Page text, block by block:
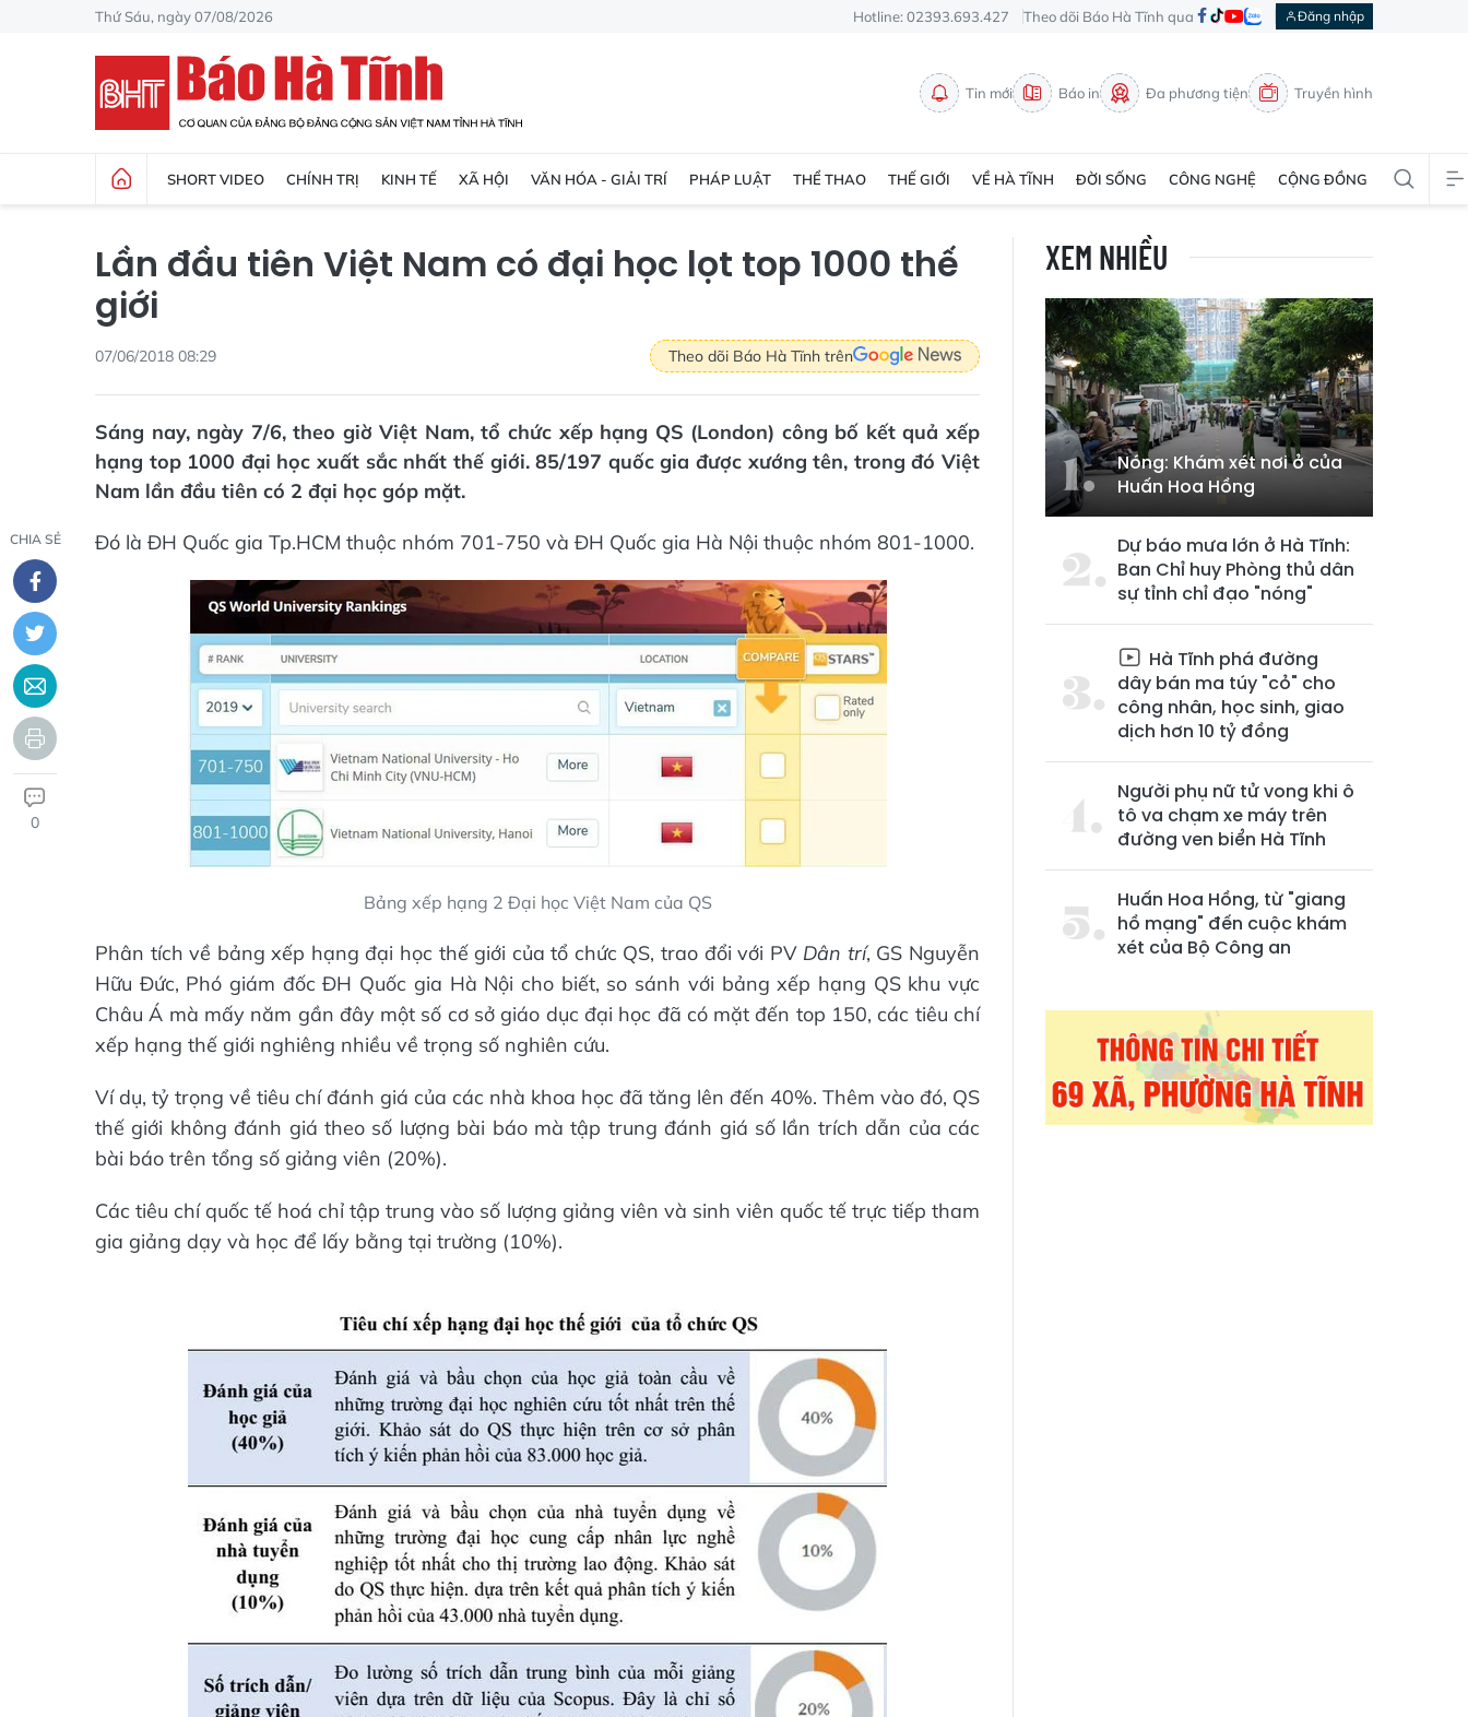
Thứ Sáu, ngày 07/08/2026 Hotline: 02393.693.427 Theo dõi Báo Hà Tĩnh qua Đăng nhập
Tin mới Báo in Đa phương tiện Truyền hình
SHORT VIDEO CHÍNH TRỊ KINH TẾ XÃ HỘI VĂN HÓA - GIẢI TRÍ PHÁP LUẬT THỂ THAO THẾ GIỚI VỀ HÀ TĨNH ĐỜI SỐNG CÔNG NGHỆ CỘNG ĐỒNG
Lần đầu tiên Việt Nam có đại học lọt top 1000 thế
giới
07/06/2018 08:29 Theo dõi Báo Hà Tĩnh trên
Sáng nay, ngày 7/6, theo giờ Việt Nam, tổ chức xếp hạng QS (London) công bố kết quả xếp
hạng top 1000 đại học xuất sắc nhất thế giới. 85/197 quốc gia được xướng tên, trong đó Việt
Nam lần đầu tiên có 2 đại học góp mặt.
CHIA SẺ
0
Đó là ĐH Quốc gia Tp.HCM thuộc nhóm 701-750 và ĐH Quốc gia Hà Nội thuộc nhóm 801-1000.
Bảng xếp hạng 2 Đại học Việt Nam của QS
Phân tích về bảng xếp hạng đại học thế giới của tổ chức QS, trao đổi với PVDân trí, GS Nguyễn
Hữu Đức, Phó giám đốc ĐH Quốc gia Hà Nội cho biết, so sánh với bảng xếp hạng QS khu vực
Châu Á mà mấy năm gần đây một số cơ sở giáo dục đại học đã có mặt đến top 150, các tiêu chí
xếp hạng thế giới nghiêng nhiều về trọng số nghiên cứu.
Ví dụ, tỷ trọng về tiêu chí đánh giá của các nhà khoa học đã tăng lên đến 40%. Thêm vào đó, QS
thế giới không đánh giá theo số lượng bài báo mà tập trung đánh giá số lần trích dẫn của các
bài báo trên tổng số giảng viên (20%).
Các tiêu chí quốc tế hoá chỉ tập trung vào số lượng giảng viên và sinh viên quốc tế trực tiếp tham
gia giảng dạy và học để lấy bằng tại trường (10%).
XEM NHIỀU
Nóng: Khám xét nơi ở của
Huấn Hoa Hồng
Dự báo mưa lớn ở Hà Tĩnh:
Ban Chỉ huy Phòng thủ dân
sự tỉnh chỉ đạo "nóng"
Hà Tĩnh phá đường
dây bán ma túy "cỏ" cho
công nhân, học sinh, giao
dịch hơn 10 tỷ đồng
Người phụ nữ tử vong khi ô
tô va chạm xe máy trên
đường ven biển Hà Tĩnh
Huấn Hoa Hồng, từ "giang
hồ mạng" đến cuộc khám
xét của Bộ Công an